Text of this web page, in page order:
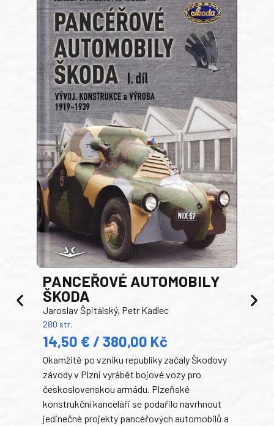
PANCEŘOVÉ AUTOMOBILY
ŠKODA
Jaroslav Špitálský, Petr Kadlec
280 str.
14,50 € / 380,00 Kč
Okamžitě po vzniku republiky začaly Škodovy
závody v Plzni vyrábět bojové vozy pro
československou armádu. Plzeňské
konstrukční kanceláři se podařilo navrhnout
jedinečné projekty pancéřových automobilů a